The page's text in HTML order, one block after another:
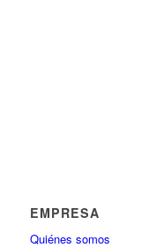
EMPRESA
Quiénes somos